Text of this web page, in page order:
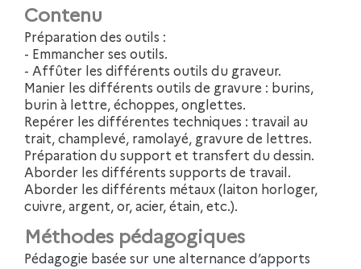
Contenu
Préparation des outils :
- Emmancher ses outils.
- Affûter les différents outils du graveur.
Manier les différents outils de gravure : burins,
burin à lettre, échoppes, onglettes.
Repérer les différentes techniques : travail au
trait, champlevé, ramolayé, gravure de lettres.
Préparation du support et transfert du dessin.
Aborder les différents supports de travail.
Aborder les différents métaux (laiton horloger,
cuivre, argent, or, acier, étain, etc.).
Méthodes pédagogiques
Pédagogie basée sur une alternance d’apports